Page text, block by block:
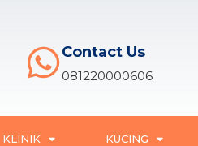
Contact Us
081220000606
KLINIK KUCING